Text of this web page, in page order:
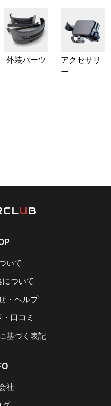
外装パーツ
アクセサリ
ー
いて
ついて
・ヘルプ
口コミ
基づく表記
社